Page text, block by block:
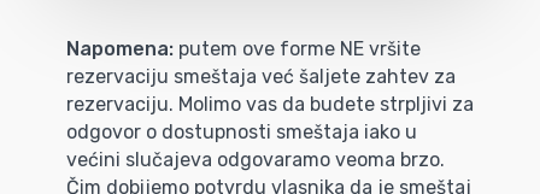
Napomena: putem ove forme NE vršite
rezervaciju smeštaja već šaljete zahtev za
rezervaciju. Molimo vas da budete strpljivi za
odgovor o dostupnosti smeštaja iako u
većini slučajeva odgovaramo veoma brzo.
Čim dobijemo potvrdu vlasnika da je smeštaj